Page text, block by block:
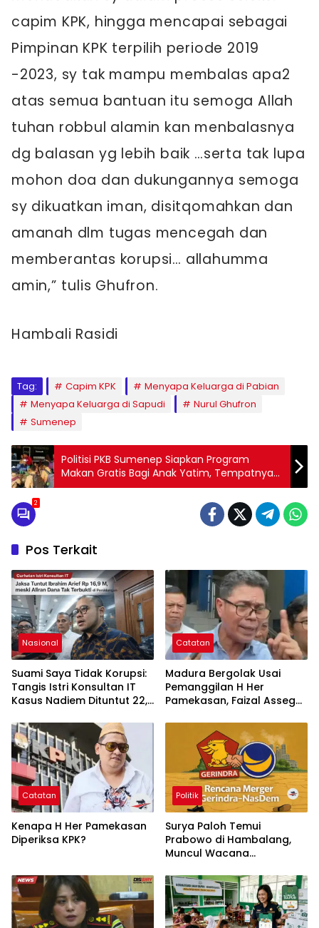
capim KPK, hingga mencapai sebagai
Pimpinan KPK terpilih periode 2019
-2023, sy tak mampu membalas apa2
atas semua bantuan itu semoga Allah
tuhan robbul alamin kan menbalasnya
dg balasan yg lebih baik …serta tak lupa
mohon doa dan dukungannya semoga
sy dikuatkan iman, disitqomahkan dan
amanah dlm tugas mencegah dan
memberantas korupsi… allahumma
amin,” tulis Ghufron.
Hambali Rasidi
Tag: Capim KPK
Menyapa Keluarga di Pabian
Menyapa Keluarga di Sapudi
Nurul Ghufron
Sumenep
Politisi PKB Sumenep Siapkan Program
Makan Gratis Bagi Anak Yatim, Tempatnya
di Sini
2
Pos Terkait
Nasional
Suami Saya Tidak Korupsi:
Tangis Istri Konsultan IT
Kasus Nadiem Dituntut 22,5
Catatan
Madura Bergolak Usai
Pemanggilan H Her
Pamekasan, Faizal Assegaf
Permainan KPK
Catatan
Kenapa H Her Pamekasan
Diperiksa KPK?
Politik
Surya Paloh Temui
Prabowo di Hambalang,
Muncul Wacana
dan Gerindra